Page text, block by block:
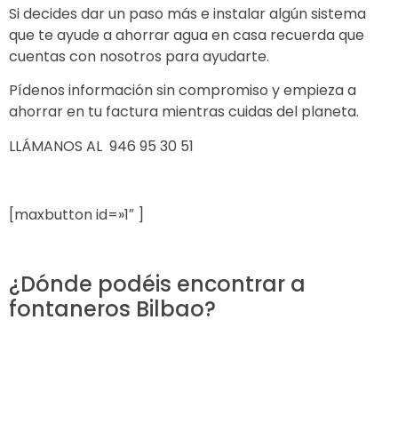
Si decides dar un paso más e instalar algún sistema
que te ayude a ahorrar agua en casa recuerda que
cuentas con nosotros para ayudarte.
Pídenos información sin compromiso y empieza a
ahorrar en tu factura mientras cuidas del planeta.
LLÁMANOS AL 946 95 30 51
[maxbutton id=»1″ ]
¿Dónde podéis encontrar a
fontaneros Bilbao?